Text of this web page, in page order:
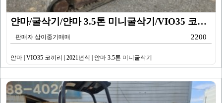
얀마/굴삭기/얀마 3.5톤 미니굴삭기/VIO35 코끼리…
판매자 삼이중기매매 2200
얀마 | VIO35 코끼리 | 2021년식 | 얀마 3.5톤 미니굴삭기